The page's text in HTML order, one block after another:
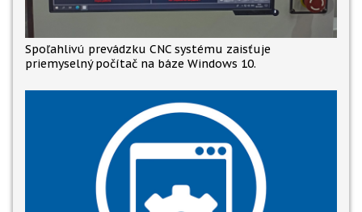
Spoľahlivú prevádzku CNC systému zaisťuje
priemyselný počítač na báze Windows 10.